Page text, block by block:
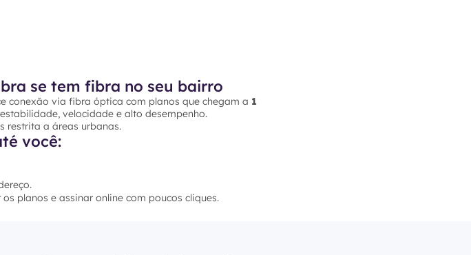
se tem fibra no seu bairro
conexão via fibra óptica com planos que chegam a 1
velocidade e alto desempenho.
restrita a áreas urbanas.
você:
planos e assinar online com poucos cliques.